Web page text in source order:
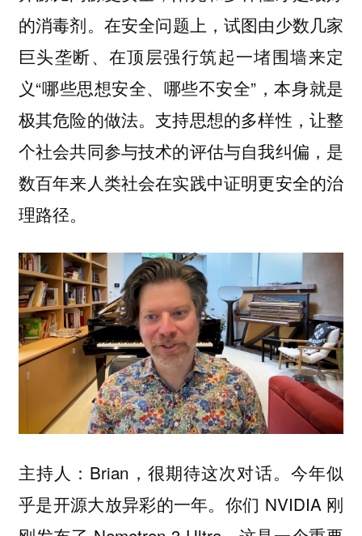
的消毒剂。 在安全问题上，试图由少数几家
巨头垄断、在顶层强行筑起一堵围墙来定
义“哪些思想安全、哪些不安全”，本身就是
极其危险的做法。支持思想的多样性，让整
个社会共同参与技术的评估与自我纠偏，是
数百年来人类社会在实践中证明更安全的治
理路径。
主持人： Brian，很期待这次对话。今年似
乎是开源大放异彩的一年。你们 NVIDIA 刚